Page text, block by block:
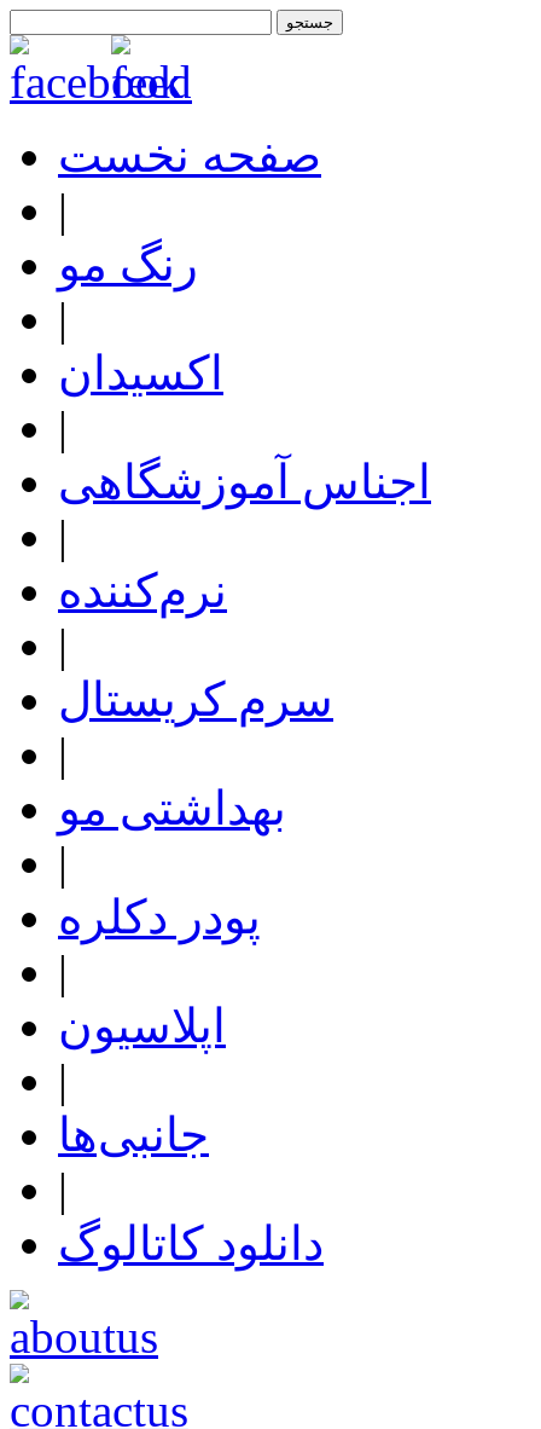
صفحه نخست
|
رنگ مو
|
اکسیدان
|
اجناس آموزشگاهی
|
نرم‌کننده
|
سرم کریستال
|
بهداشتی مو
|
پودر دکلره
|
اپلاسیون
|
جانبی‌ها
|
دانلود کاتالوگ